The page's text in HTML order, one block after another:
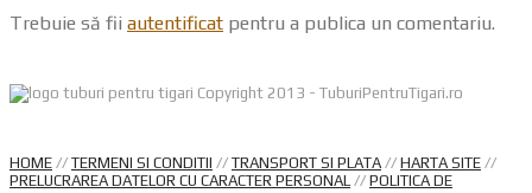
Trebuie să fii autentificat pentru a publica un comentariu.
Copyright 2013 - TuburiPentruTigari.ro
HOME // TERMENI SI CONDITII // TRANSPORT SI PLATA // HARTA SITE //
PRELUCRAREA DATELOR CU CARACTER PERSONAL // POLITICA DE